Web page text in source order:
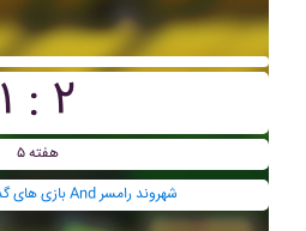
۱ : ۲
هفته ۵
بازی های گذشته سولدوز نقده And شهروند رامسر